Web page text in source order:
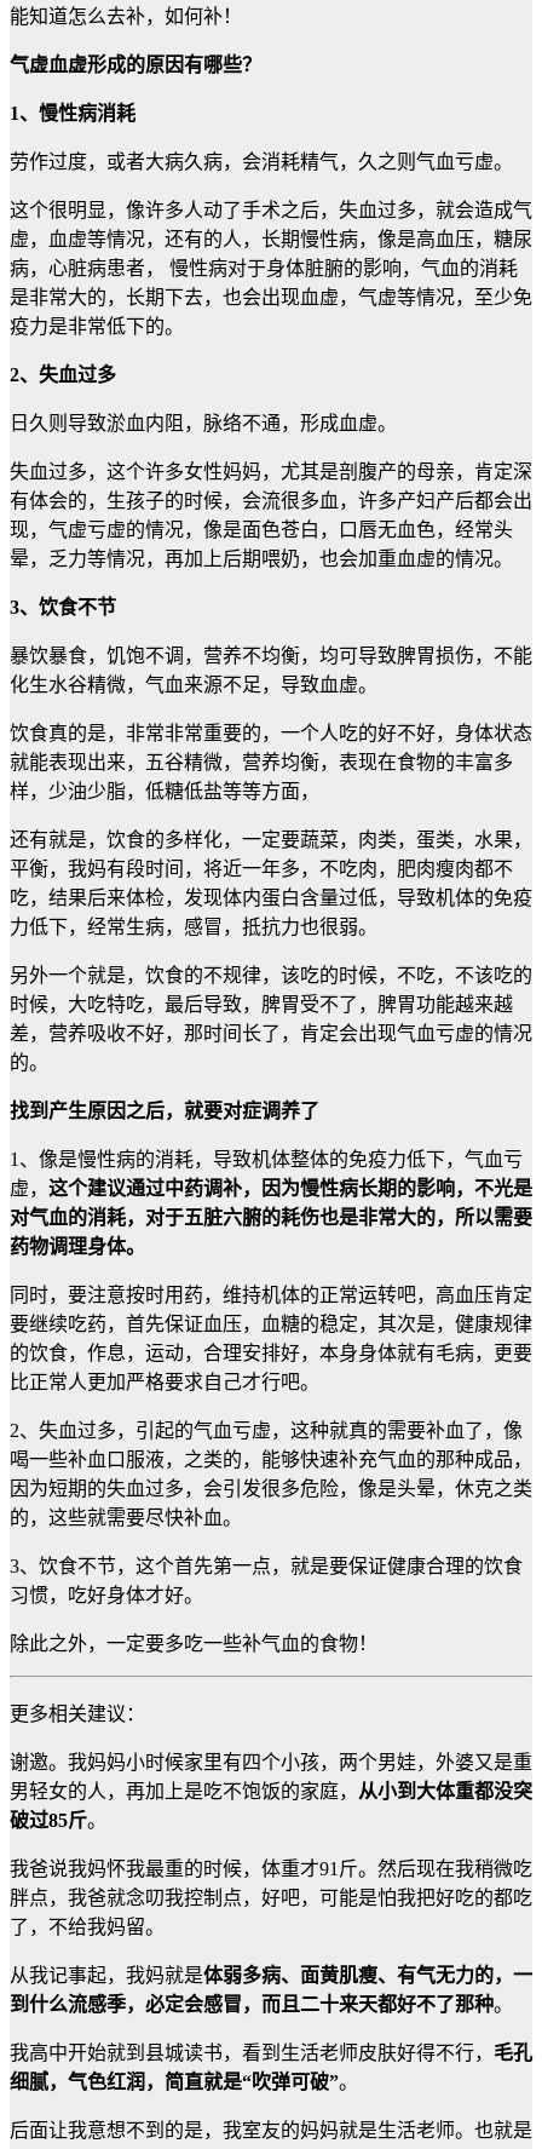
能知道怎么去补，如何补！
气虚血虚形成的原因有哪些？
1、慢性病消耗
劳作过度，或者大病久病，会消耗精气，久之则气血亏虚。
这个很明显，像许多人动了手术之后，失血过多，就会造成气
虚，血虚等情况，还有的人，长期慢性病，像是高血压，糖尿
病，心脏病患者， 慢性病对于身体脏腑的影响，气血的消耗
是非常大的，长期下去，也会出现血虚，气虚等情况，至少免
疫力是非常低下的。
2、失血过多
日久则导致淤血内阻，脉络不通，形成血虚。
失血过多，这个许多女性妈妈，尤其是剖腹产的母亲，肯定深
有体会的，生孩子的时候，会流很多血，许多产妇产后都会出
现，气虚亏虚的情况，像是面色苍白，口唇无血色，经常头
晕，乏力等情况，再加上后期喂奶，也会加重血虚的情况。
3、饮食不节
暴饮暴食，饥饱不调，营养不均衡，均可导致脾胃损伤，不能
化生水谷精微，气血来源不足，导致血虚。
饮食真的是，非常非常重要的，一个人吃的好不好，身体状态
就能表现出来，五谷精微，营养均衡，表现在食物的丰富多
样，少油少脂，低糖低盐等等方面，
还有就是，饮食的多样化，一定要蔬菜，肉类，蛋类，水果，
平衡，我妈有段时间，将近一年多，不吃肉，肥肉瘦肉都不
吃，结果后来体检，发现体内蛋白含量过低，导致机体的免疫
力低下，经常生病，感冒，抵抗力也很弱。
另外一个就是，饮食的不规律，该吃的时候，不吃，不该吃的
时候，大吃特吃，最后导致，脾胃受不了，脾胃功能越来越
差，营养吸收不好，那时间长了，肯定会出现气血亏虚的情况
的。
找到产生原因之后，就要对症调养了
1、像是慢性病的消耗，导致机体整体的免疫力低下，气血亏
虚， 这个建议通过中药调补，因为慢性病长期的影响，不光是
对气血的消耗，对于五脏六腑的耗伤也是非常大的，所以需要
药物调理身体。
同时，要注意按时用药，维持机体的正常运转吧，高血压肯定
要继续吃药，首先保证血压，血糖的稳定，其次是，健康规律
的饮食，作息，运动，合理安排好，本身身体就有毛病，更要
比正常人更加严格要求自己才行吧。
2、失血过多，引起的气血亏虚，这种就真的需要补血了，像
喝一些补血口服液，之类的，能够快速补充气血的那种成品，
因为短期的失血过多，会引发很多危险，像是头晕，休克之类
的，这些就需要尽快补血。
3、饮食不节，这个首先第一点，就是要保证健康合理的饮食
习惯，吃好身体才好。
除此之外，一定要多吃一些补气血的食物！
更多相关建议：
谢邀。我妈妈小时候家里有四个小孩，两个男娃，外婆又是重
男轻女的人，再加上是吃不饱饭的家庭， 从小到大体重都没突
破过85斤。
我爸说我妈怀我最重的时候，体重才91斤。然后现在我稍微吃
胖点，我爸就念叨我控制点，好吧，可能是怕我把好吃的都吃
了，不给我妈留。
从我记事起，我妈就是体弱多病、面黄肌瘦、有气无力的，一
到什么流感季，必定会感冒，而且二十来天都好不了那种。
我高中开始就到县城读书，看到生活老师皮肤好得不行， 毛孔
细腻，气色红润，简直就是“吹弹可破”。
后面让我意想不到的是，我室友的妈妈就是生活老师。也就是